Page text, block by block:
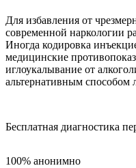
Для избавления от
современной наркологии
Иногда кодировка
медицинские
иглоукалывание от
альтернативным способом
Бесплатная диагностика
100% анонимно